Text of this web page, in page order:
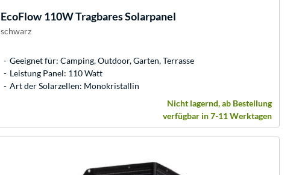
EcoFlow 110W Tragbares Solarpanel
schwarz
Geeignet für: Camping, Outdoor, Garten, Terrasse
Leistung Panel: 110 Watt
Art der Solarzellen: Monokristallin
Nicht lagernd, ab Bestellung
verfügbar in 7-11 Werktagen